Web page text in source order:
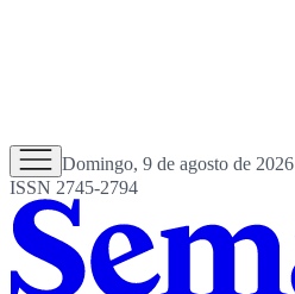
Domingo, 9 de agosto de 2026
ISSN 2745-2794